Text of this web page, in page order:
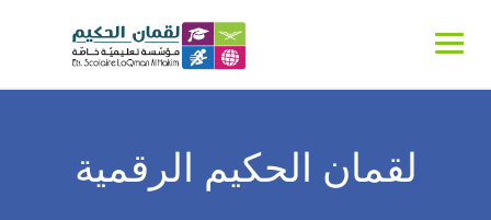
لقمان الحكيم الرقمية